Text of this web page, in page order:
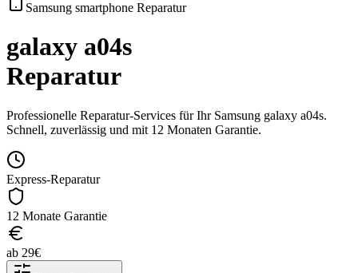
Samsung smartphone Reparatur
galaxy a04s
Reparatur
Professionelle Reparatur-Services für Ihr Samsung galaxy a04s.
Schnell, zuverlässig und mit 12 Monaten Garantie.
Express-Reparatur
12 Monate Garantie
ab 29€